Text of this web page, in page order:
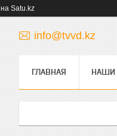
на Satu.kz
info@tvvd.kz
ГЛАВНАЯ НАШИ